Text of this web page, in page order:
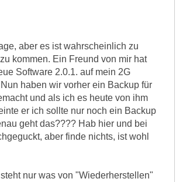
aber es ist wahrscheinlich zu
kommen. Ein Freund von mir hat
Software 2.0.1. auf mein 2G
haben wir vorher ein Backup für
und als ich es heute von ihm
er ich sollte nur noch ein Backup
geht das???? Hab hier und bei
aber finde nichts, ist wohl
nur was von "Wiederherstellen"